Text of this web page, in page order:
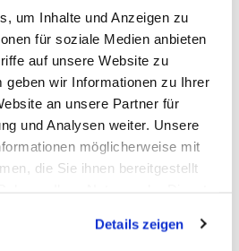
um Inhalte und Anzeigen zu
für soziale Medien anbieten
auf unsere Website zu
geben wir Informationen zu Ihrer
an unsere Partner für
und Analysen weiter. Unsere
möglicherweise mit
die Sie ihnen bereitgestellt
Webseite weiterhin nutzen.
Details zeigen
Messereiches Jahr 2018 neigt sich
und abwechslungsreichsten
eindeutig die Messeauftritte von
einen kleinen Einblick in über
.
Referenzen,